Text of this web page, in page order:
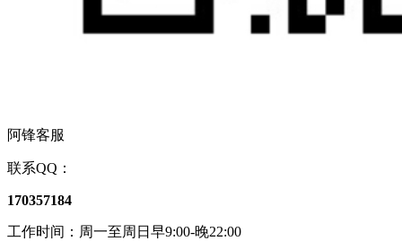
阿锋客服
联系QQ：
170357184
工作时间：周一至周日早9:00-晚22:00